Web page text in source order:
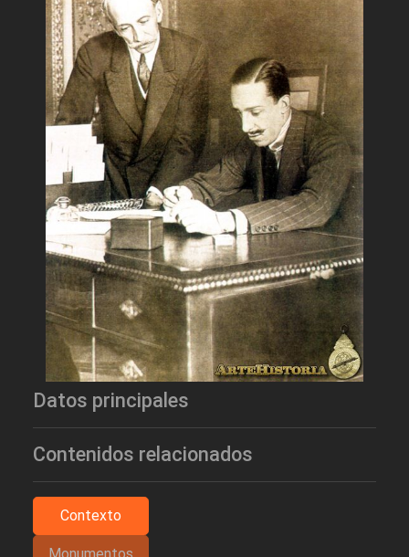
Datos principales
Contenidos relacionados
Contexto